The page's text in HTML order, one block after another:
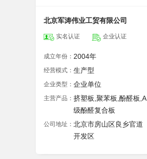
北京军涛伟业工贸有限公司
实名认证 企业认证
成立年份： 2004年
经营模式： 生产型
企业类型： 企业单位
主营产品： 挤塑板,聚苯板,酚醛板,A
级酚醛复合板
公司地址： 北京市房山区良乡官道
开发区